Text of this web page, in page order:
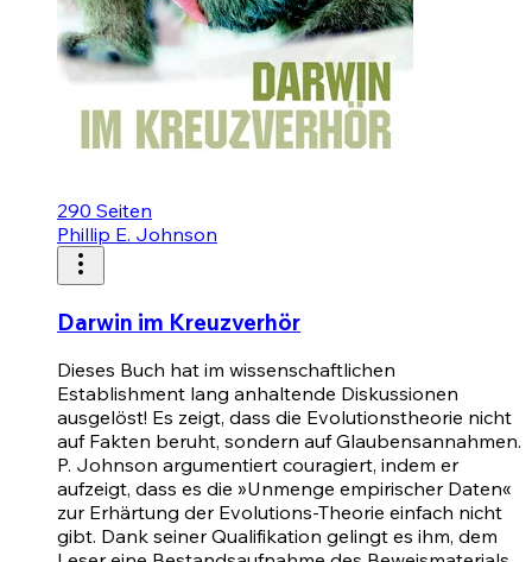
290 Seiten
Phillip E. Johnson
Darwin im Kreuzverhör
Dieses Buch hat im wissenschaftlichen
Establishment lang anhaltende Diskussionen
ausgelöst! Es zeigt, dass die Evolutionstheorie nicht
auf Fakten beruht, sondern auf Glaubensannahmen.
P. Johnson argumentiert couragiert, indem er
aufzeigt, dass es die »Unmenge empirischer Daten«
zur Erhärtung der Evolutions-Theorie einfach nicht
gibt. Dank seiner Qualifikation gelingt es ihm, dem